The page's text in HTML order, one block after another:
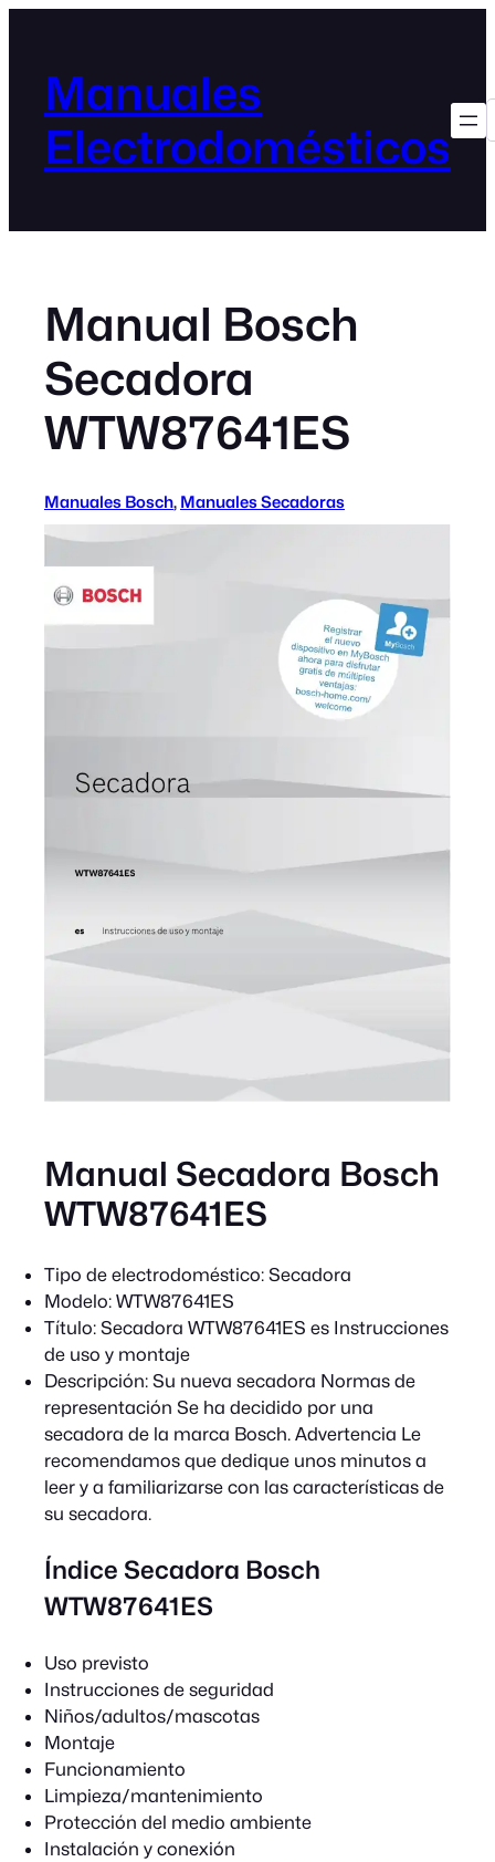
Manuales
Electrodomésticos
Manual Bosch
Secadora
WTW87641ES
Manuales Bosch, Manuales Secadoras
Manual Secadora Bosch
WTW87641ES
Tipo de electrodoméstico: Secadora
Modelo: WTW87641ES
Título: Secadora WTW87641ES es Instrucciones
de uso y montaje
Descripción: Su nueva secadora Normas de
representación Se ha decidido por una
secadora de la marca Bosch. Advertencia Le
recomendamos que dedique unos minutos a
leer y a familiarizarse con las características de
su secadora.
Índice Secadora Bosch
WTW87641ES
Uso previsto
Instrucciones de seguridad
Niños/adultos/mascotas
Montaje
Funcionamiento
Limpieza/mantenimiento
Protección del medio ambiente
Instalación y conexión